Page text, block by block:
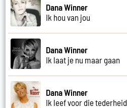
Dana Winner
Ik hou van jou
Dana Winner
Ik laat je nu maar gaan
Dana Winner
Ik leef voor die tederheid